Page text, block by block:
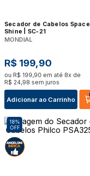
Secador de Cabelos Space
Shine | SC-21
MONDIAL
R$ 199,90
ou R$ 199,90 em até 8x de
R$ 24,98 sem juros
Adicionar ao Carrinho
18%
OFF